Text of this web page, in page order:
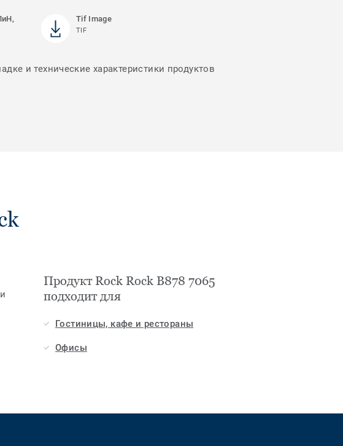
Tif Image
TIF
и технические характеристики продуктов
Продукт Rock Rock B878 7065
подходит для
Гостиницы, кафе и рестораны
Офисы